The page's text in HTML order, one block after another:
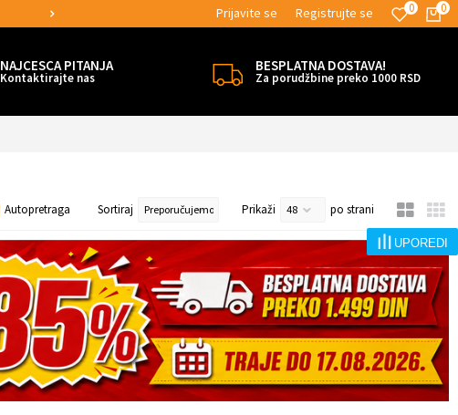
MOGUĆNOST BESPLATNE ISPORUKE! 0
0
Prijavite se Registrujte se
NAJCESCA PITANJA
Kontaktirajte nas
BESPLATNA DOSTAVA!
Za porudžbine preko 1000 RSD
UPOREDI
Autopretraga Sortiraj Prikaži po strani